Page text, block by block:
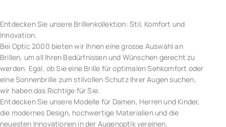
Entdecken Sie unsere Brillenkollektion: Stil, Komfort und
Innovation.
Bei Optic 2000 bieten wir Ihnen eine grosse Auswahl an
Brillen, um all Ihren Bedürfnissen und Wünschen gerecht zu
werden. Egal, ob Sie eine Brille für optimalen Sehkomfort oder
eine Sonnenbrille zum stilvollen Schutz Ihrer Augen suchen,
wir haben das Richtige für Sie.
Entdecken Sie unsere Modelle für Damen, Herren und Kinder,
die modernes Design, hochwertige Materialien und die
neuesten Innovationen in der Augenoptik vereinen.